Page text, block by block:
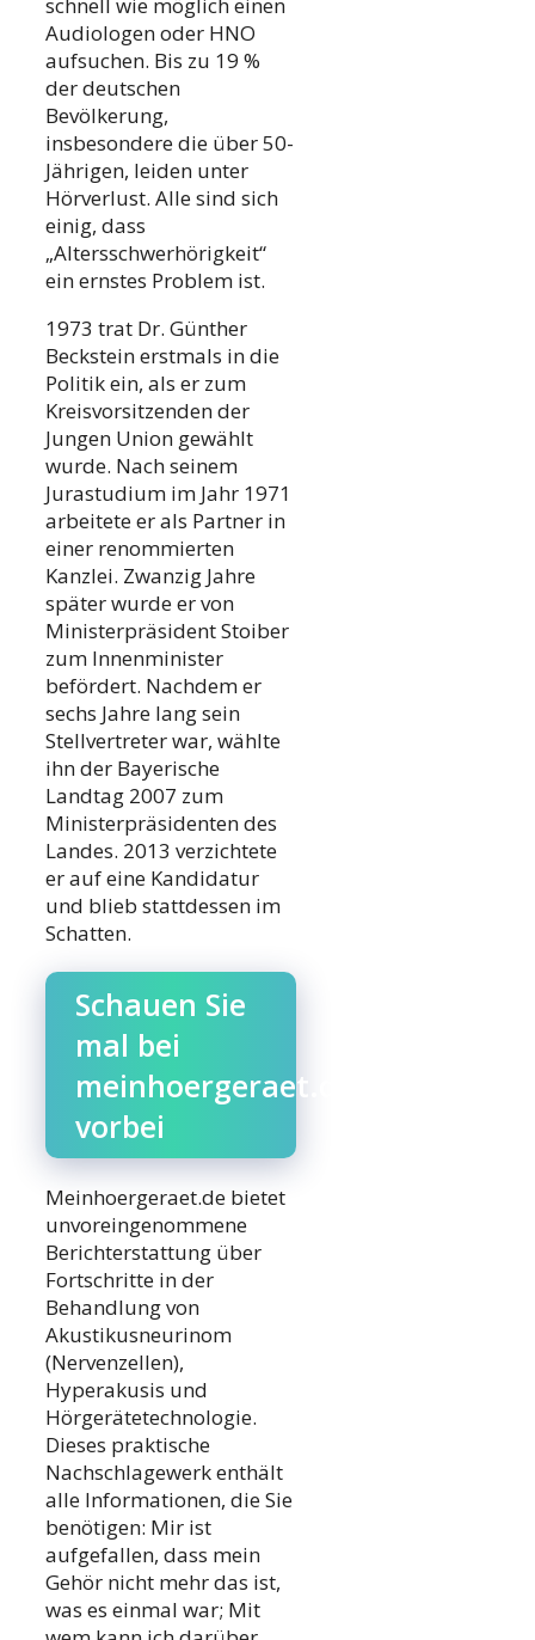
schnell wie möglich einen
Audiologen oder HNO
aufsuchen. Bis zu 19 %
der deutschen
Bevölkerung,
insbesondere die über 50-
Jährigen, leiden unter
Hörverlust. Alle sind sich
einig, dass
„Altersschwerhörigkeit“
ein ernstes Problem ist.
1973 trat Dr. Günther
Beckstein erstmals in die
Politik ein, als er zum
Kreisvorsitzenden der
Jungen Union gewählt
wurde. Nach seinem
Jurastudium im Jahr 1971
arbeitete er als Partner in
einer renommierten
Kanzlei. Zwanzig Jahre
später wurde er von
Ministerpräsident Stoiber
zum Innenminister
befördert. Nachdem er
sechs Jahre lang sein
Stellvertreter war, wählte
ihn der Bayerische
Landtag 2007 zum
Ministerpräsidenten des
Landes. 2013 verzichtete
er auf eine Kandidatur
und blieb stattdessen im
Schatten.
Schauen Sie
mal bei
meinhoergeraet.de
vorbei
Meinhoergeraet.de bietet
unvoreingenommene
Berichterstattung über
Fortschritte in der
Behandlung von
Akustikusneurinom
(Nervenzellen),
Hyperakusis und
Hörgerätetechnologie.
Dieses praktische
Nachschlagewerk enthält
alle Informationen, die Sie
benötigen: Mir ist
aufgefallen, dass mein
Gehör nicht mehr das ist,
was es einmal war; Mit